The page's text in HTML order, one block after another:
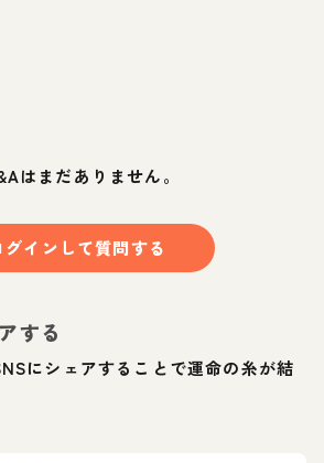
はまだありません。
グインして質問する
する
にシェアすることで運命の糸が結